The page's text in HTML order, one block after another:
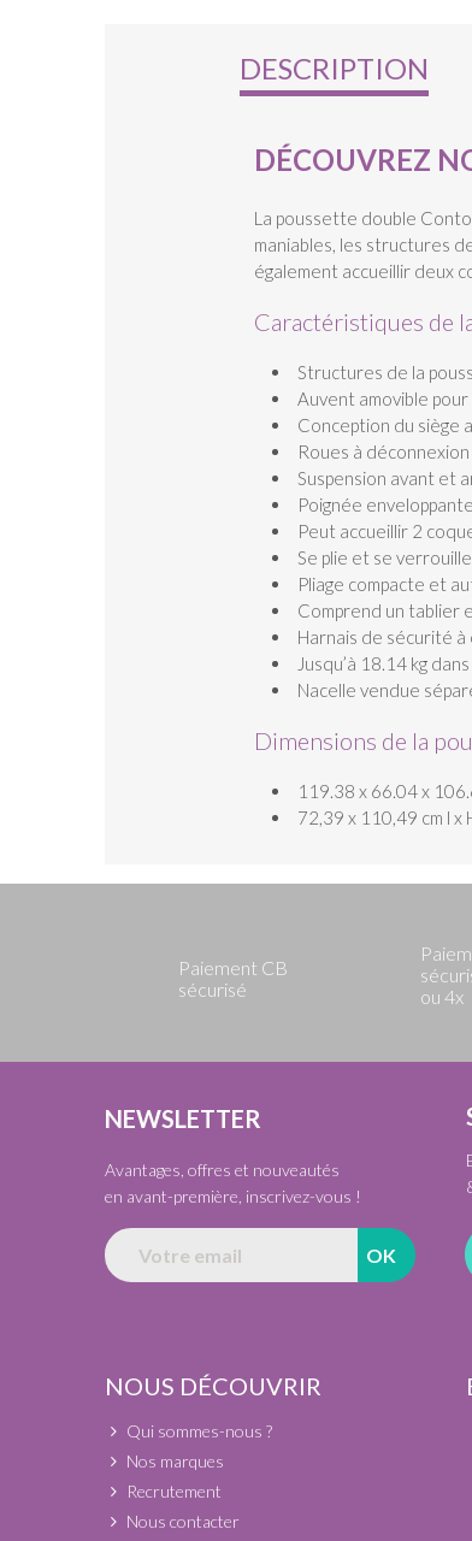
DESCRIPTION
DÉCOUVREZ
La poussette double
maniables, les structures
également accueillir deux
Caractéristiques de
Structures de la
Auvent amovible
Conception du siège
Roues à
Suspension avant et
Poignée enveloppante
Peut accueillir 2
Se plie et se
Pliage compacte et
Comprend un tablier
Harnais de sécurité
Jusqu’à 18.14 kg
Nacelle vendue
Dimensions de la
119.38 x 66.04 x
72,39 x 110,49 cm l x
Paiement CB
sécurisé
ou 4x
NEWSLETTER
Avantages, offres et nouveautés
en avant-première, inscrivez-vous !
NOUS DÉCOUVRIR
Qui sommes-nous ?
Nos marques
Recrutement
Nous contacter